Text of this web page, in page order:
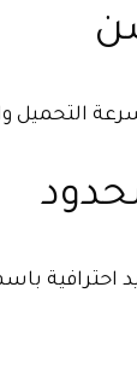
التحميل
احترافية